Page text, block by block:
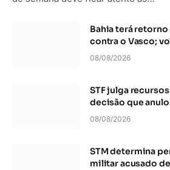
Bahia terá
contra o Vasco;
08/08/2026
STF julga
decisão que
08/08/2026
STM determina
militar acusado